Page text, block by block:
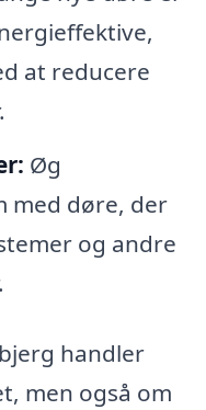
at reducere
Øg
med døre, der
og andre
handler
men også om